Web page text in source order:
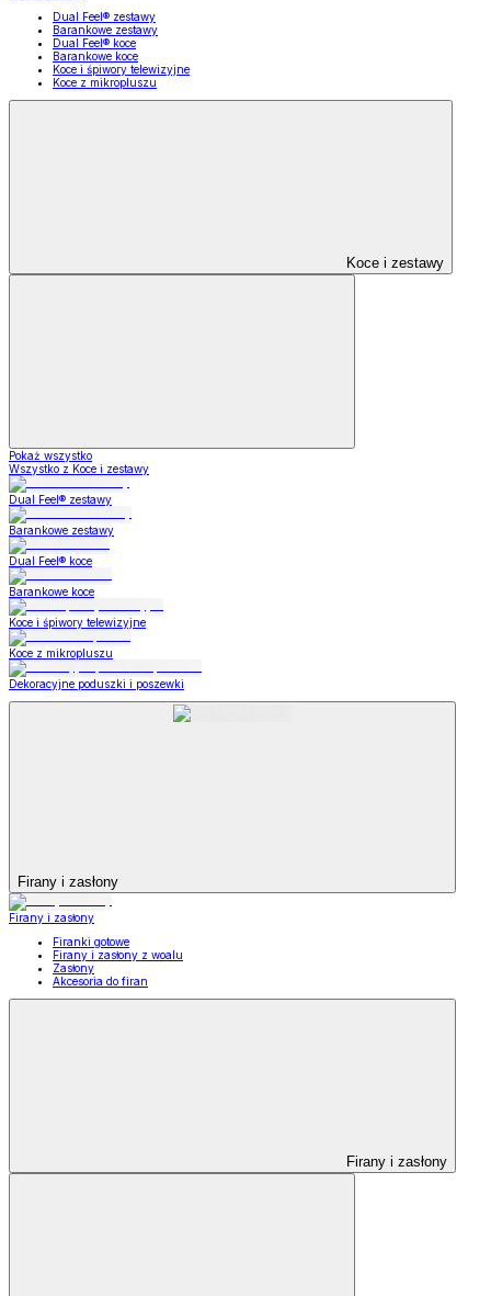
Dual Feel® zestawy
Barankowe zestawy
Dual Feel® koce
Barankowe koce
Koce i śpiwory telewizyjne
Koce z mikropluszu
Koce i zestawy
Pokaż wszystko
Wszystko z Koce i zestawy
Dual Feel® zestawy
Barankowe zestawy
Dual Feel® koce
Barankowe koce
Koce i śpiwory telewizyjne
Koce z mikropluszu
Dekoracyjne poduszki i poszewki
Firany i zasłony
Firany i zasłony
Firanki gotowe
Firany i zasłony z woalu
Zasłony
Akcesoria do firan
Firany i zasłony